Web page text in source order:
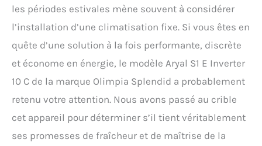
les périodes estivales mène souvent à considérer
l’installation d’une climatisation fixe. Si vous êtes en
quête d’une solution à la fois performante, discrète
et économe en énergie, le modèle Aryal S1 E Inverter
10 C de la marque Olimpia Splendid a probablement
retenu votre attention. Nous avons passé au crible
cet appareil pour déterminer s’il tient véritablement
ses promesses de fraîcheur et de maîtrise de la